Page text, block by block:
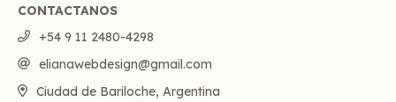
CONTACTANOS
+54 9 11 2480-4298
elianawebdesign@gmail.com
Ciudad de Bariloche, Argentina